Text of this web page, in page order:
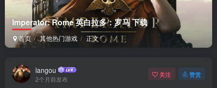
Imperator: Rome 英白拉多：罗马 下载
首页 其他热门游戏 正文
langou
2个月前发布
关注 赞赏